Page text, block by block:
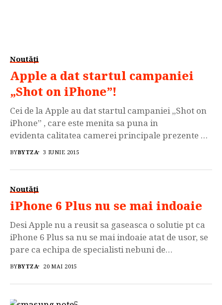
Noutăți
Apple a dat startul campaniei
„Shot on iPhone”!
Cei de la Apple au dat startul campaniei „Shot on
iPhone” , care este menita sa puna in
evidenta calitatea camerei principale prezente pe
flagship-ul acestora. Iphone 6 are o camera
doar 8MP dar software-ul utilizat de Apple fac din
aceasta una dt cele mai apreciate camere de pe
piata. Compania a publicat pe canalul de
youtube 7 clipuri […]
BYBYTZA 3 IUNIE 2015
Noutăți
iPhone 6 Plus nu se mai indoaie
Desi Apple nu a reusit sa gaseasca o solutie pt ca
iPhone 6 Plus sa nu se mai indoaie atat de usor, se
pare ca echipa de specialisti nebuni de
la PeripateticPandas au gasit varianta optima pt
ramane decat sa speram ca Apple va implementa
acest „remediu” pt noul amira care urmeaza […]
BYBYTZA 20 MAI 2015